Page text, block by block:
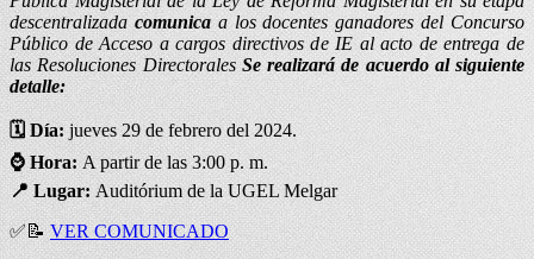
descentralizada comunicaa los docentes ganadores del Concurso
Público de Acceso a cargos directivos de IE al acto de entrega de
las Resoluciones DirectoralesSe realizará de acuerdo al siguiente
detalle:
🗓️ Día:jueves 29 de febrero del 2024.
⌚Hora:A partir de las 3:00 p. m.
📍Lugar:Auditórium de la UGEL Melgar
✅📝 VER COMUNICADO